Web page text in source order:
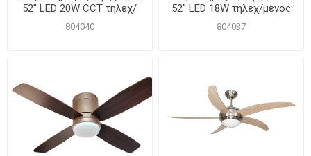
52'' LED 20W CCT τηλεχ/
μενος DC35W
804040
52'' LED 18W τηλεχ/μενος
ανοιχτόχρωμα φτερά
804037